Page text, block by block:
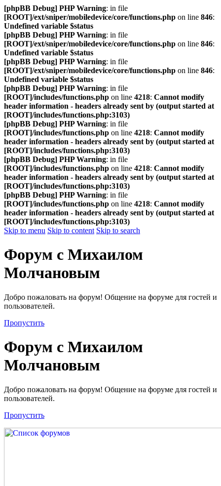
[phpBB Debug] PHP Warning: in file
[ROOT]/ext/sniper/mobiledevice/core/functions.php on line 846:
Undefined variable $status
[phpBB Debug] PHP Warning: in file
[ROOT]/ext/sniper/mobiledevice/core/functions.php on line 846:
Undefined variable $status
[phpBB Debug] PHP Warning: in file
[ROOT]/ext/sniper/mobiledevice/core/functions.php on line 846:
Undefined variable $status
[phpBB Debug] PHP Warning: in file
[ROOT]/includes/functions.php on line 4218: Cannot modify
header information - headers already sent by (output started at
[ROOT]/includes/functions.php:3103)
[phpBB Debug] PHP Warning: in file
[ROOT]/includes/functions.php on line 4218: Cannot modify
header information - headers already sent by (output started at
[ROOT]/includes/functions.php:3103)
[phpBB Debug] PHP Warning: in file
[ROOT]/includes/functions.php on line 4218: Cannot modify
header information - headers already sent by (output started at
[ROOT]/includes/functions.php:3103)
[phpBB Debug] PHP Warning: in file
[ROOT]/includes/functions.php on line 4218: Cannot modify
header information - headers already sent by (output started at
[ROOT]/includes/functions.php:3103)
Skip to menu Skip to content Skip to search
Форум с Михаилом
Молчановым
Добро пожаловать на форум! Общение на форуме для гостей и
пользователей.
Пропустить
Форум с Михаилом
Молчановым
Добро пожаловать на форум! Общение на форуме для гостей и
пользователей.
Пропустить